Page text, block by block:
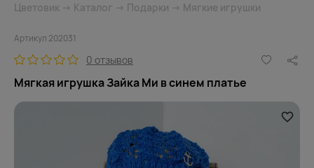
Цветовик → Каталог → Подарки → Мягкие игрушки
Артикул 202031
0 отзывов
Мягкая игрушка Зайка Ми в синем платье